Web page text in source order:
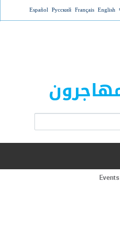
Jump to
English
Français
Русский
Español